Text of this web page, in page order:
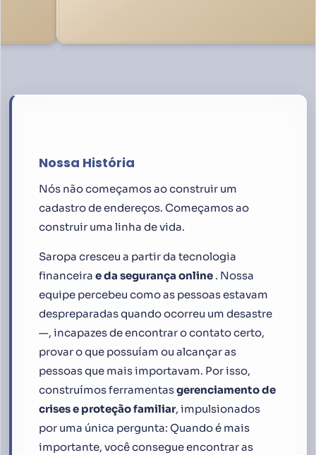
Nossa História
Nós não começamos ao construir um
cadastro de endereços. Começamos ao
construir uma linha de vida.
Saropa cresceu a partir da tecnologia
financeira e da segurança online . Nossa
equipe percebeu como as pessoas estavam
despreparadas quando ocorreu um desastre
—, incapazes de encontrar o contato certo,
provar o que possuíam ou alcançar as
pessoas que mais importavam. Por isso,
construímos ferramentasgerenciamento de
crises e proteção familiar, impulsionados
por uma única pergunta: Quando é mais
importante, você consegue encontrar as